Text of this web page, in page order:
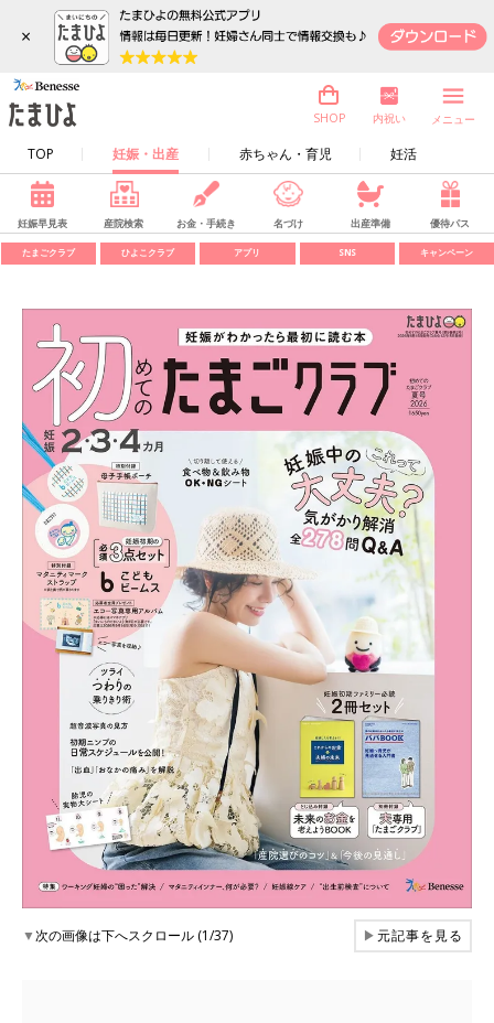
×
TOP 妊娠・出産 赤ちゃん・育児 妊活
SHOP 内祝い メニュー
妊娠早見表 産院検索 お金・手続き 名づけ 出産準備 優待パス
たまごクラブ ひよこクラブ アプリ SNS キャンペーン
▼次の画像は下へスクロール (1/37) ▶元記事を見る